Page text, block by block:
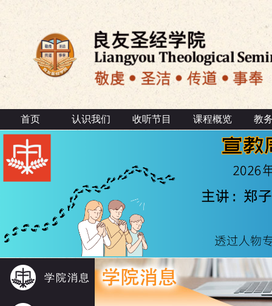
首页 认识我们 收听节目 课程概览 教
学院消息